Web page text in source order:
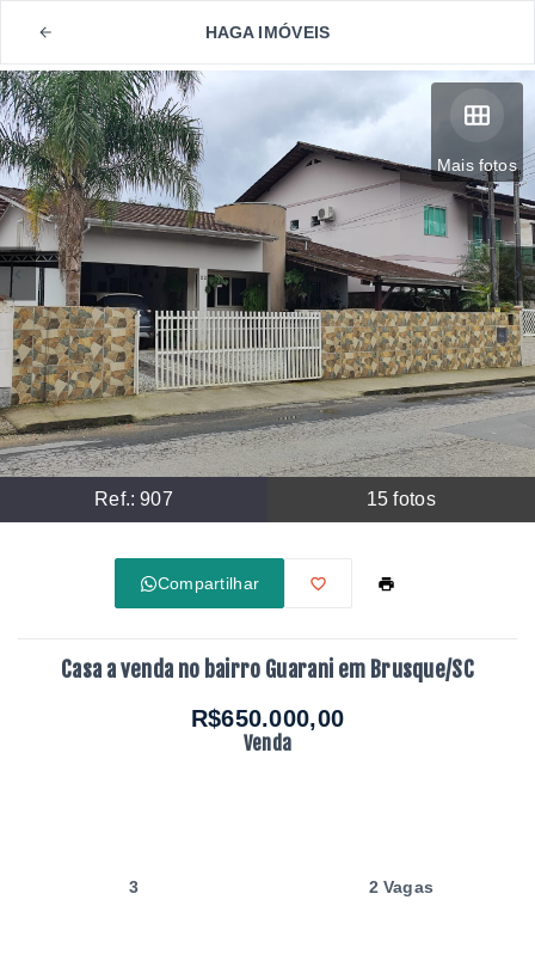
HAGA IMÓVEIS
Mais fotos
Ref.:907 15 fotos
Compartilhar
Casa a venda no bairro Guarani em Brusque/SC
R$650.000,00
Venda
3 2 Vagas